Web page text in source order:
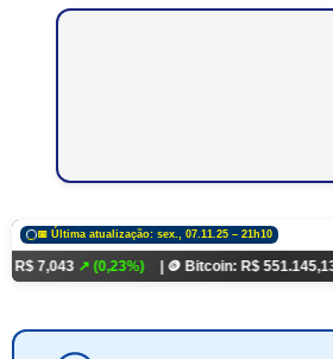
📅 Última atualização: sex., 07.11.25 – 21h10
↗ (0,23%) | 🪙 Bitcoin: R$ 551.145,13↗ (1,65)